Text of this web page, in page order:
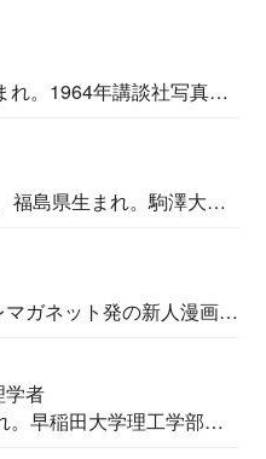
れ。1964年講談社写真部
福島県生まれ。駒澤大学
ガネット発の新人漫画
学者
。早稲田大学理工学部物